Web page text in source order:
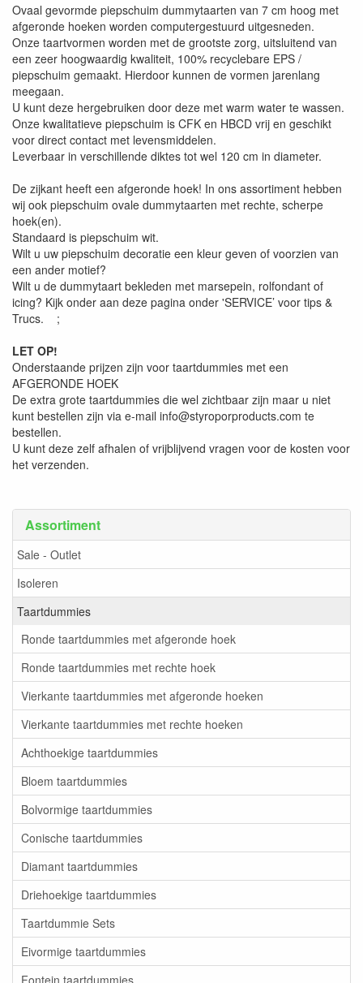
Assortiment
Sale - Outlet
Isoleren
Taartdummies
Ronde taartdummies met afgeronde hoek
Ronde taartdummies met rechte hoek
Vierkante taartdummies met afgeronde hoeken
Vierkante taartdummies met rechte hoeken
Achthoekige taartdummies
Bloem taartdummies
Bolvormige taartdummies
Conische taartdummies
Diamant taartdummies
Driehoekige taartdummies
Taartdummie Sets
Eivormige taartdummies
Fontein taartdummies
Ovaal gevormde piepschuim dummytaarten van 7 cm hoog met
afgeronde hoeken worden computergestuurd uitgesneden.
Onze taartvormen worden met de grootste zorg, uitsluitend van
een zeer hoogwaardig kwaliteit, 100% recyclebare EPS /
piepschuim gemaakt. Hierdoor kunnen de vormen jarenlang
meegaan.
U kunt deze hergebruiken door deze met warm water te wassen.
Onze kwalitatieve piepschuim is CFK en HBCD vrij en geschikt
voor direct contact met levensmiddelen.
Leverbaar in verschillende diktes tot wel 120 cm in diameter.
De zijkant heeft een afgeronde hoek! In ons assortiment hebben
wij ook piepschuim ovale dummytaarten met rechte, scherpe
hoek(en).
Standaard is piepschuim wit.
Wilt u uw piepschuim decoratie een kleur geven of voorzien van
een ander motief?
Wilt u de dummytaart bekleden met marsepein, rolfondant of
icing? Kijk onder aan deze pagina onder 'SERVICE’ voor tips &
Trucs. ;
LET OP!
Onderstaande prijzen zijn voor taartdummies met een
AFGERONDE HOEK
De extra grote taartdummies die wel zichtbaar zijn maar u niet
kunt bestellen zijn via e-mail info@styroporproducts.com te
bestellen.
U kunt deze zelf afhalen of vrijblijvend vragen voor de kosten voor
het verzenden.